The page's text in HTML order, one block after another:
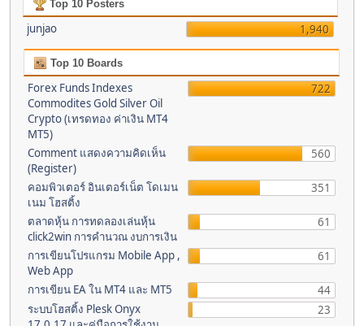
Top 10 Posters
junjao 1,940
Top 10 Boards
Forex Funds Indexes
Commodites Gold Silver Oil
Crypto (เทรดทอง ค่าเงิน MT4
MT5)
722
Comment แสดงความคิดเห็น
(Register)
560
คอมพิวเตอร์ อินเตอร์เน็ต โดเมน
เนม โฮสติ้ง
351
ตลาดหุ้น การทดลองเล่นหุ้น
click2win การคำนวณ งบการเงิน
61
การเขียนโปรแกรม Mobile App ,
Web App
61
การเขียน EA ใน MT4 และ MT5
44
ระบบโฮสติ้ง Plesk Onyx
23